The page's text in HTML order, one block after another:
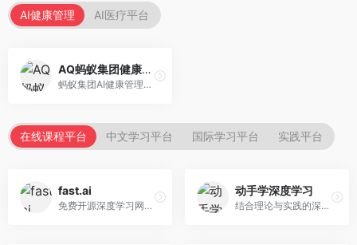
AI健康管理 AI医疗平台
AQ蚂蚁集团健康管家
蚂蚁集团AI健康管理服务，专注于个人健康监测。面向个人用户，提供健康评估、慢病管理、健康建议等服务，健康管理便捷。
在线课程平台 中文学习平台 国际学习平台 实践平台
fast.ai
免费开源深度学习网站，专注于实用AI教学。面向开发者，提供免费深度学习课程、实战项目、代码库等资源，学习门槛低。
动手学深度学习
结合理论与实践的深度学习教材，专注于代码驱动学习。面向学生和开发者，提供深度学习理论、代码实现、练习题等资源，学习体验好。